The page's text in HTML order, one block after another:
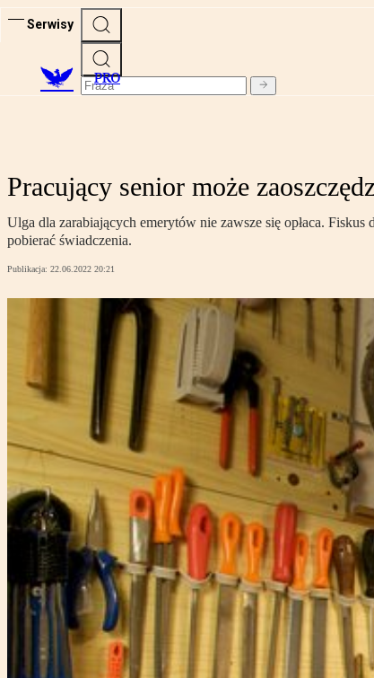
Serwisy
PRO
Pracujący senior może
Ulga dla zarabiających emerytów nie zawsze się opłaca.
pobierać świadczenia.
Publikacja: 22.06.2022 20:21